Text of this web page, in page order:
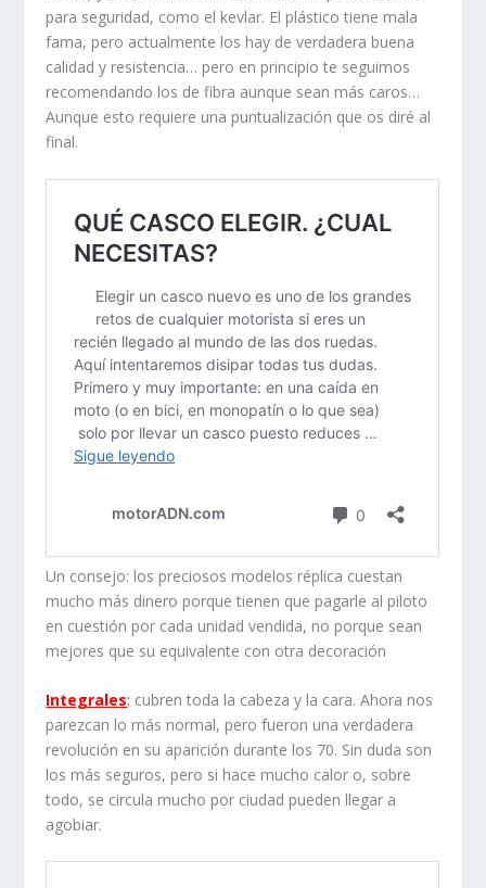
para seguridad, como el kevlar. El plástico tiene mala
fama, pero actualmente los hay de verdadera buena
calidad y resistencia… pero en principio te seguimos
recomendando los de fibra aunque sean más caros…
Aunque esto requiere una puntualización que os diré al
final.
Un consejo: los preciosos modelos réplica cuestan
mucho más dinero porque tienen que pagarle al piloto
en cuestión por cada unidad vendida, no porque sean
mejores que su equivalente con otra decoración
Integrales: cubren toda la cabeza y la cara. Ahora nos
parezcan lo más normal, pero fueron una verdadera
revolución en su aparición durante los 70. Sin duda son
los más seguros, pero si hace mucho calor o, sobre
todo, se circula mucho por ciudad pueden llegar a
agobiar.